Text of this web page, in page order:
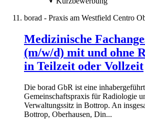
borad - Praxis am Westfield Centro
Medizinische
(m/w/d) mit und ohne
in Teilzeit oder Vollzeit
Die borad GbR ist eine
Gemeinschaftspraxis für Radiologie
Verwaltungssitz in Bottrop. An
Bottrop, Oberhausen, Din...